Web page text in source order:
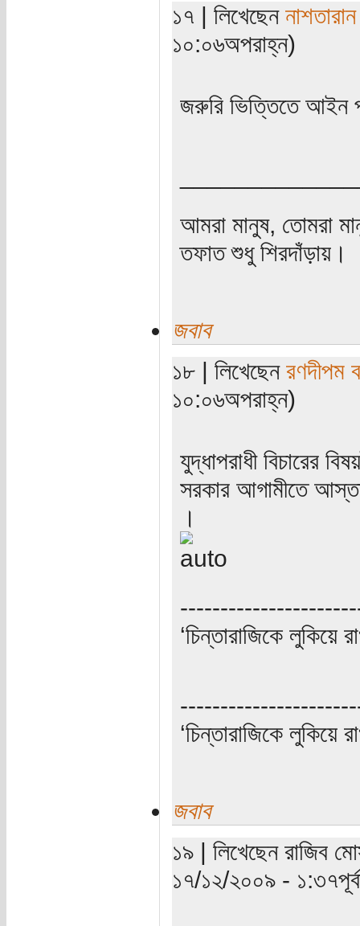
১৭ | লিখেছেন নাশতারান
১০:০৬অপরাহ্ন)
জরুরি ভিত্তিতে আইন
আমরা মানুষ, তোমরা
তফাত শুধু শিরদাঁড়ায়।
জবাব
১৮ | লিখেছেন রণদীপম
১০:০৬অপরাহ্ন)
যুদ্ধাপরাধী বিচারের
সরকার আগামীতে
।
‘চিন্তারাজিকে লুকিয়ে
‘চিন্তারাজিকে লুকিয়ে
জবাব
১৯ | লিখেছেন রাজিব
১৭/১২/২০০৯ -